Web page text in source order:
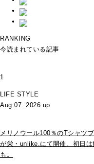
RANKING
今読まれている記事
1
LIFE STYLE
Aug 07. 2026 up
メリノウール100％のTシャツ
が栄・unlike.にて開催。初日
も。